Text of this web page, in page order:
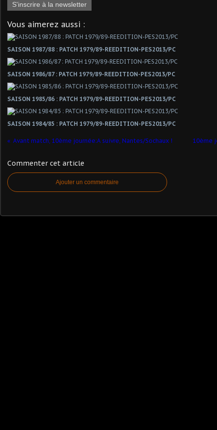
S'inscrire à la newsletter
Vous aimerez aussi :
SAISON 1987/88 : PATCH 1979/89-REEDITION-PES2013/PC
SAISON 1986/87 : PATCH 1979/89-REEDITION-PES2013/PC
SAISON 1985/86 : PATCH 1979/89-REEDITION-PES2013/PC
SAISON 1984/85 : PATCH 1979/89-REEDITION-PES2013/PC
Avant match, 10ème journée:A suivre, Nantes/Sochaux ! 10ème
Commenter cet article
Ajouter un commentaire